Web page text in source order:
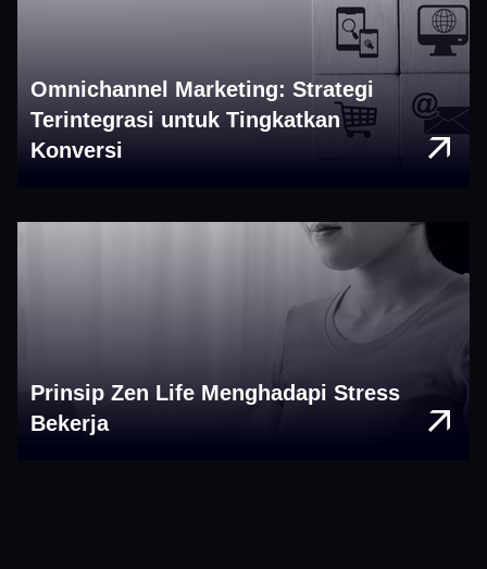
Omnichannel Marketing: Strategi
Terintegrasi untuk Tingkatkan
Konversi
Prinsip Zen Life Menghadapi Stress
Bekerja